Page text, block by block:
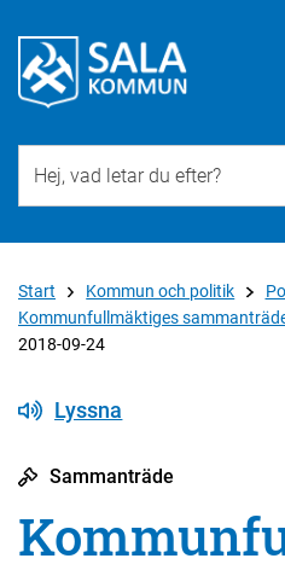
Start Kommun och politik
Kommunfullmäktiges
2018-09-24
Lyssna
Sammanträde